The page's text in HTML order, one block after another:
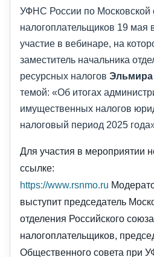
УФНС России по Московской
налогоплательщиков 19 мая
участие в вебинаре, на
заместитель начальника
ресурсных налогов Эльмира
темой: «Об итогах
имущественных налогов
налоговый период 2025
Для участия в мероприятии
ссылке:
https://www.rsnmo.ru
выступит председатель
отделения Российского союза
налогоплательщиков,
Общественного совета при